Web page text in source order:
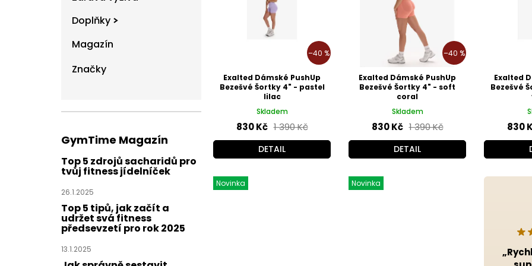
Doplňky
Magazín
Značky
GymTime Magazín
Top 5 zdrojů sacharidů pro
tvůj fitness jídelníček
26.1.2025
Top 5 tipů, jak začít a
udržet svá fitness
předsevzetí pro rok 2025
13.1.2025
–40 %
Exalted Dámské PushUp
Bezešvé Šortky 4" - pastel
lilac
Skladem
830 Kč 1 390 Kč
DETAIL
–40 %
Exalted Dámské PushUp
Bezešvé Šortky 4" - soft
coral
Skladem
830 Kč 1 390 Kč
DETAIL
Exalted
Bezešvé
830
Novinka Novinka